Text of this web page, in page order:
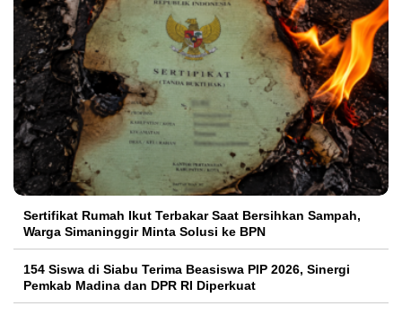
Sertifikat Rumah Ikut Terbakar Saat Bersihkan Sampah,
Warga Simaninggir Minta Solusi ke BPN
154 Siswa di Siabu Terima Beasiswa PIP 2026, Sinergi
Pemkab Madina dan DPR RI Diperkuat